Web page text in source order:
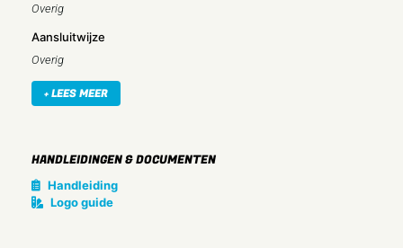
Overig
Aansluitwijze
Overig
Speciaal gereedschap noodzakelijk
Nee
Geschikt voor platte kabel
+ LEES MEER
HANDLEIDINGEN & DOCUMENTEN
Handleiding
Logo guide